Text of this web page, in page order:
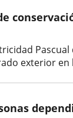
exterior en